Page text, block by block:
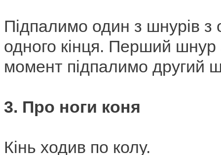
Підпалимо один з шнурів з
одного кінця. Перший шнур
момент підпалимо другий
3. Про ноги коня
Кінь ходив по колу.